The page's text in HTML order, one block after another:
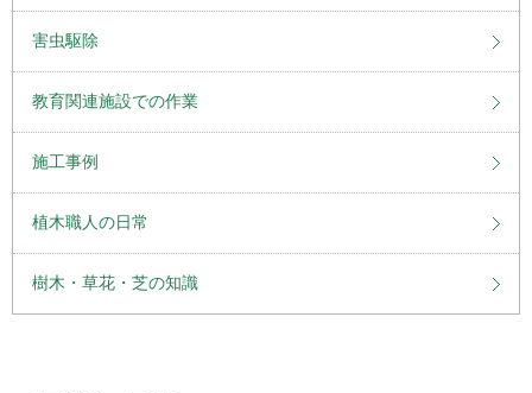
害虫駆除
教育関連施設での作業
施工事例
植木職人の日常
樹木・草花・芝の知識